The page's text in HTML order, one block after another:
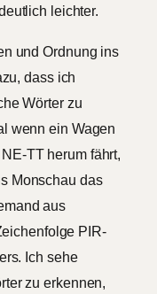
leichter.
und Ordnung ins
dass ich
Wörter zu
wenn ein Wagen
TT herum fährt,
Monschau das
aus
PIR-
Ich sehe
zu erkennen,